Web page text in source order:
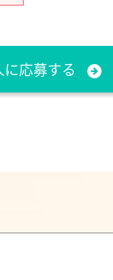
に応募する